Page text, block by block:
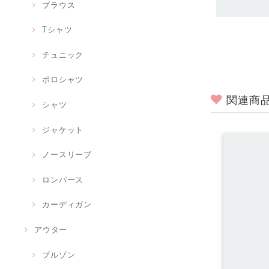
ブラウス
Tシャツ
チュニック
ポロシャツ
シャツ
ジャケット
ノースリーブ
ロンパース
カーディガン
アウター
ブルゾン
関連商